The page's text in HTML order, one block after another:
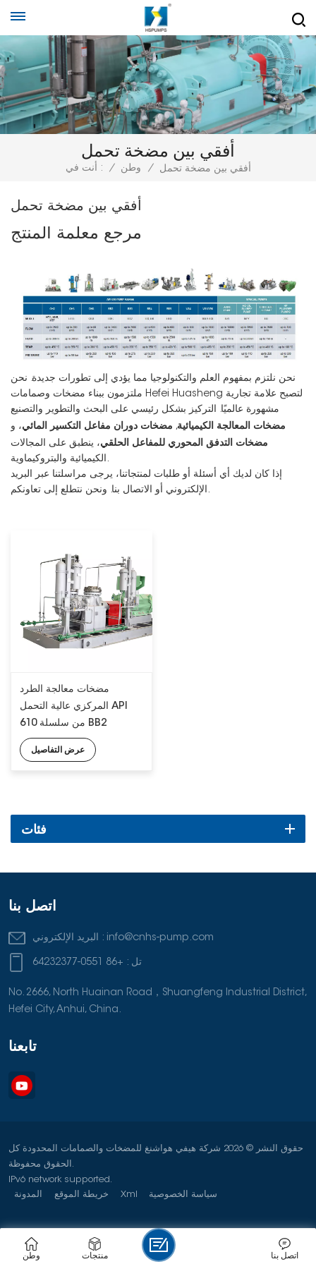
أفقي بين مضخة تحمل
أنت في : / وطن / أفقي بين مضخة تحمل
أفقي بين مضخة تحمل
مرجع معلمة المنتج
نحن نلتزم بمفهوم العلم والتكنولوجيا مما يؤدي إلى تطورات جديدة. نحن
ملتزمون ببناء مضخات وصمامات Hefei Huasheng لتصبح علامة تجارية
مشهورة عالميًا. التركيز بشكل رئيسي على البحث والتطوير والتصنيع
مضخات المعالجة الكيميائية, مضخات دوران مفاعل التكسير المائي، و
مضخات التدفق المحوري للمفاعل الحلقي، ينطبق على المجالات
الكيميائية والبتروكيماوية.
إذا كان لديك أي أسئلة أو طلبات لمنتجاتنا، يرجى مراسلتنا عبر البريد
الإلكتروني أو الاتصال بنا. ونحن نتطلع إلى تعاونكم.
مضخات معالجة الطرد
المركزي عالية التحمل API
610 من سلسلة BB2
عرض التفاصيل
فئات
اتصل بنا
البريد الإلكتروني : info@cnhs-pump.com
تل : +86 0551-64232377
No. 2666, North Huainan Road，Shuangfeng Industrial District,
Hefei City, Anhui, China.
تابعنا
حقوق النشر © 2026 شركة هيفي هواشنغ للمضخات والصمامات المحدودة كل
الحقوق محفوظة.
IPv6 network supported.
المدونة
خريطة الموقع Xml سياسة الخصوصية
وطن منتجات اتصل بنا